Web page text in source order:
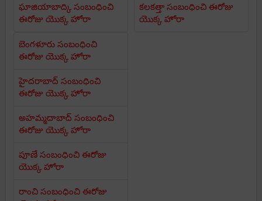
ఘాజియాబాద్కి సంబంధించి
ఈరోజు యొక్క హోరా
కలకత్తా సంబంధించి ఈరోజు
యొక్క హోరా
బెంగళూరు సంబంధించి
ఈరోజు యొక్క హోరా
హైదరాబాద్ సంబంధించి
ఈరోజు యొక్క హోరా
అహమ్మదాబాద్ సంబంధించి
ఈరోజు యొక్క హోరా
పూణే సంబంధించి ఈరోజు
యొక్క హోరా
రాంచి సంబంధించి ఈరోజు